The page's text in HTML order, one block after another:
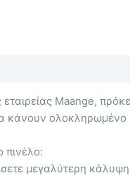
εταιρείας Maange,
κάνουν ολοκληρωμένο
πινέλο:
μεγαλύτερη